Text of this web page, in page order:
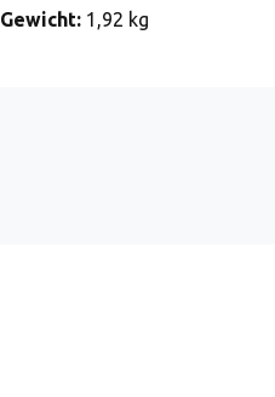
Gewicht: 1,92 kg